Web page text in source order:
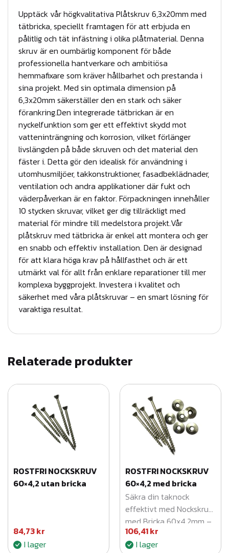
Upptäck vår högkvalitativa Plåtskruv 6,3x20mm med
tätbricka, speciellt framtagen för att erbjuda en
pålitlig och tät infästning i olika plåtmaterial. Denna
skruv är en oumbärlig komponent för både
professionella hantverkare och ambitiösa
hemmafixare som kräver hållbarhet och prestanda i
sina projekt. Med sin optimala dimension på
6,3x20mm säkerställer den en stark och säker
förankring.Den integrerade tätbrickan är en
nyckelfunktion som ger ett effektivt skydd mot
vatteninträngning och korrosion, vilket förlänger
livslängden på både skruven och det material den
fäster i. Detta gör den idealisk för användning i
utomhusmiljöer, takkonstruktioner, fasadbeklädnader,
ventilation och andra applikationer där fukt och
väderpåverkan är en faktor. Förpackningen innehåller
10 stycken skruvar, vilket ger dig tillräckligt med
material för mindre till medelstora projekt.Vår
plåtskruv med tätbricka är enkel att montera och ger
en snabb och effektiv installation. Den är designad
för att klara höga krav på hållfasthet och är ett
utmärkt val för allt från enklare reparationer till mer
komplexa byggprojekt. Investera i kvalitet och
säkerhet med våra plåtskruvar – en smart lösning för
varaktiga resultat.
Relaterade produkter
ROSTFRI NOCKSKRUV
60×4,2 utan bricka
84,73kr
I lager
ROSTFRI NOCKSKRUV
60×4,2 med bricka
Säkra din taknock
effektivt med Nockskruv
med Bricka 60x4,2mm –
50-pack för hållbar
infästning.
106,41kr
I lager